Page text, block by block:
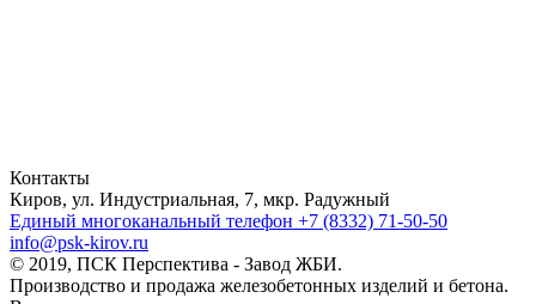
Контакты
Киров, ул. Индустриальная, 7, мкр. Радужный
Единый многоканальный телефон +7 (8332) 71-50-50
info@psk-kirov.ru
© 2019, ПСК Перспектива - Завод ЖБИ.
Производство и продажа железобетонных изделий и бетона.